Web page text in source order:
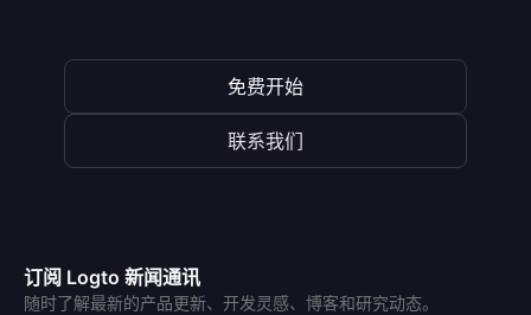
免费开始
联系我们
订阅 Logto 新闻通讯
随时了解最新的产品更新、开发灵感、博客和研究动态。